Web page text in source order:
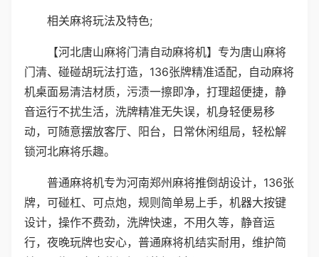
相关麻将玩法及特色;
【河北唐山麻将门清自动麻将机】专为唐山麻将
门清、碰碰胡玩法打造，136张牌精准适配，自动麻将
机桌面易清洁材质，污渍一擦即净，打理超便捷，静
音运行不扰生活，洗牌精准无失误，机身轻便易移
动，可随意摆放客厅、阳台，日常休闲组局，轻松解
锁河北麻将乐趣。
普通麻将机专为河南郑州麻将推倒胡设计，136张
牌，可碰杠、可点炮，规则简单易上手，机器大按键
设计，操作不费劲，洗牌快速，不用久等，静音运
行，夜晚玩牌也安心，普通麻将机结实耐用，维护简